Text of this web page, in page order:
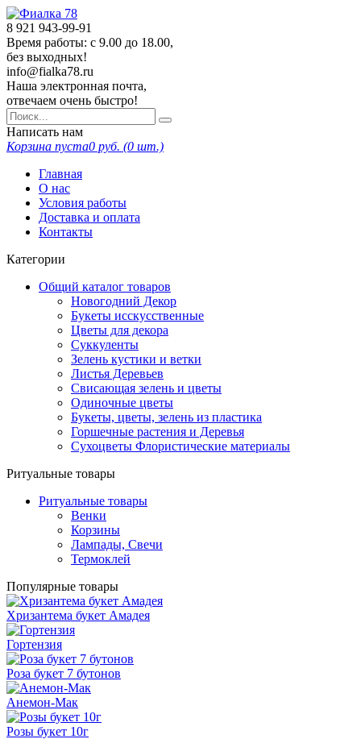
8 921 943-99-91
Время работы: с 9.00 до 18.00,
без выходных!
info@fialka78.ru
Наша электронная почта,
отвечаем очень быстро!
Написать нам
Корзина пуста0 руб. (0 шт.)
Главная
О нас
Условия работы
Доставка и оплата
Контакты
Категории
Общий каталог товаров
Новогодний Декор
Букеты исскусственные
Цветы для декора
Суккуленты
Зелень кустики и ветки
Листья Деревьев
Свисающая зелень и цветы
Одиночные цветы
Букеты, цветы, зелень из пластика
Горшечные растения и Деревья
Сухоцветы Флористические материалы
Ритуальные товары
Ритуальные товары
Венки
Корзины
Лампады, Свечи
Термоклей
Популярные товары
Хризантема букет Амадея
Гортензия
Роза букет 7 бутонов
Анемон-Мак
Розы букет 10г